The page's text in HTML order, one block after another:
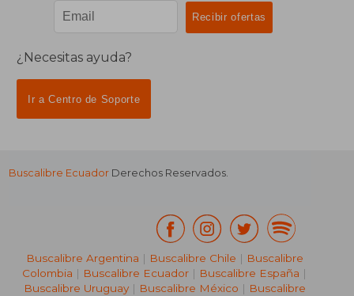
¿Necesitas ayuda?
Ir a Centro de Soporte
Buscalibre Ecuador Derechos Reservados.
Buscalibre Argentina | Buscalibre Chile | Buscalibre
Colombia | Buscalibre Ecuador | Buscalibre España |
Buscalibre Uruguay| Buscalibre México | Buscalibre